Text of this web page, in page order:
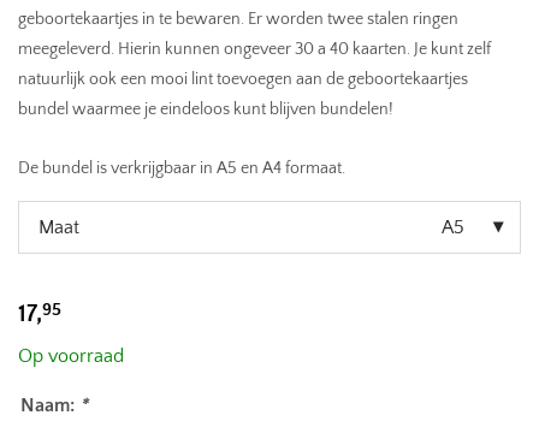
geboortekaartjes in te bewaren. Er worden twee stalen ringen
meegeleverd. Hierin kunnen ongeveer 30 a 40 kaarten. Je kunt zelf
natuurlijk ook een mooi lint toevoegen aan de geboortekaartjes
bundel waarmee je eindeloos kunt blijven bundelen!
De bundel is verkrijgbaar in A5 en A4 formaat.
Maat A5
17,95
Op voorraad
Naam: *